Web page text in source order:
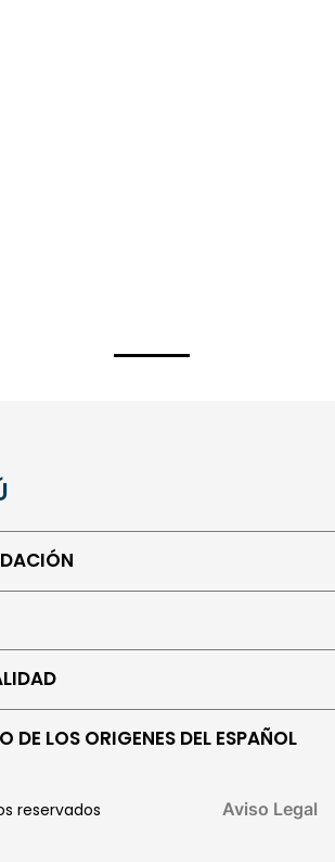
DE LOS ORIGENES DEL ESPAÑOL
reservados Aviso Legal